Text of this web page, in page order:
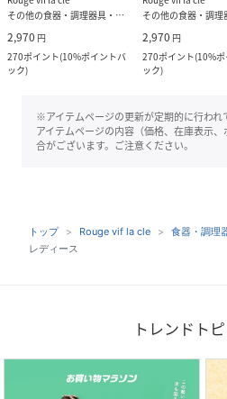
その他の食器・調理器具・キッチン用品
2,970 円
270ポイント(10%ポイントバ
ック)
2,970 円
270ポイント(10%
ック)
※アイテムページの更新が定期的に行われ
アイテムページの内容（価格、在庫表示
合がございます。ご注意ください。
トップ Rouge vif la cle
食器・調理
レディース
トレンドト